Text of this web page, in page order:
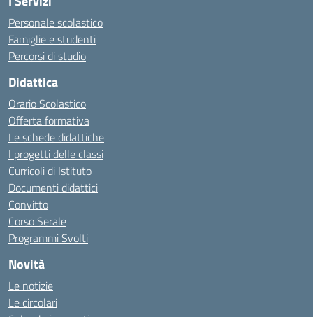
Personale scolastico
Famiglie e studenti
Percorsi di studio
Didattica
Orario Scolastico
Offerta formativa
Le schede didattiche
I progetti delle classi
Curricoli di Istituto
Documenti didattici
Convitto
Corso Serale
Programmi Svolti
Novità
Le notizie
Le circolari